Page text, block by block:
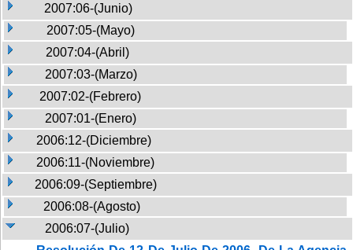
2007:06-(Junio)
2007:05-(Mayo)
2007:04-(Abril)
2007:03-(Marzo)
2007:02-(Febrero)
2007:01-(Enero)
2006:12-(Diciembre)
2006:11-(Noviembre)
2006:09-(Septiembre)
2006:08-(Agosto)
2006:07-(Julio)